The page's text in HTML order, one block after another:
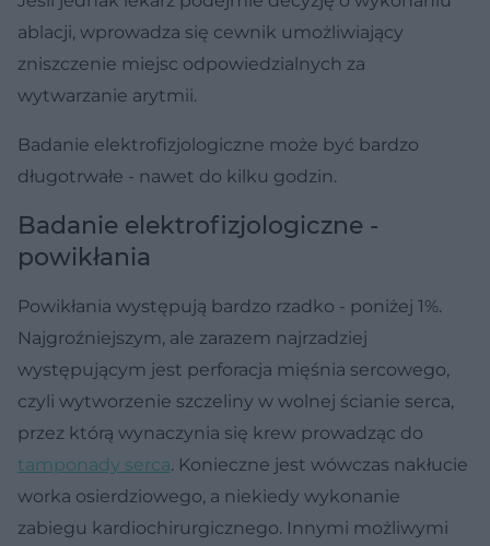
ablacji, wprowadza się cewnik umożliwiający
zniszczenie miejsc odpowiedzialnych za
wytwarzanie arytmii.
Badanie elektrofizjologiczne może być bardzo
długotrwałe - nawet do kilku godzin.
Badanie elektrofizjologiczne -
powikłania
Powikłania występują bardzo rzadko - poniżej 1%.
Najgroźniejszym, ale zarazem najrzadziej
występującym jest perforacja mięśnia sercowego,
czyli wytworzenie szczeliny w wolnej ścianie serca,
przez którą wynaczynia się krew prowadząc do
tamponady serca. Konieczne jest wówczas nakłucie
worka osierdziowego, a niekiedy wykonanie
zabiegu kardiochirurgicznego. Innymi możliwymi